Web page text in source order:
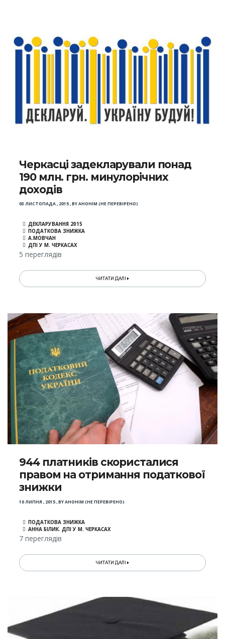
Черкасці задекларували понад
190 млн. грн. минулорічних
доходів
03 ЛИСТОПАДА , 2015,BYАНОНІМ (НЕ ПЕРЕВІРЕНО)
ДЕКЛАРУВАННЯ 2015
ПОДАТКОВА ЗНИЖКА
А.МОВЧАН
ДПІ У М. ЧЕРКАСАХ
5 переглядів
ЧИТАТИ ДАЛІ
944 платників скористалися
правом на отримання податкової
знижки
10 ЛИПНЯ , 2015,BYАНОНІМ (НЕ ПЕРЕВІРЕНО)
ПОДАТКОВА ЗНИЖКА
АННА БІЛИК. ДПІ У М. ЧЕРКАСАХ
7 переглядів
ЧИТАТИ ДАЛІ